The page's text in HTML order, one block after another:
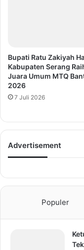
Bupati Ratu Zakiyah
Kabupaten Serang
Juara Umum MTQ
2026
7 Juli 2026
Advertisement
Populer